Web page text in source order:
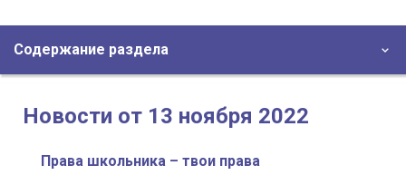
Содержание раздела
Новости от 13 ноября 2022
Права школьника – твои права